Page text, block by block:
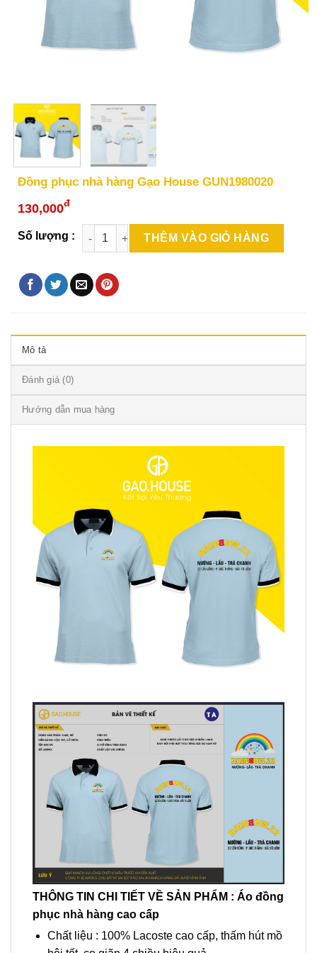
Đồng phục nhà hàng Gạo House GUN1980020
130,000đ
THÊM VÀO GIỎ HÀNG
Mô tả
Đánh giá (0)
Hướng dẫn mua hàng
THÔNG TIN CHI TIẾT VỀ SẢN PHẨM : Áo đồng
phục nhà hàng cao cấp
Chất liệu : 100% Lacoste cao cấp, thấm hút mồ